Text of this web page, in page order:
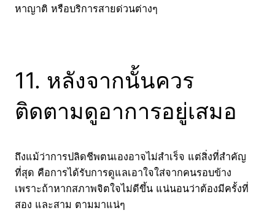
หาญาติ หรือบริการสายด่วนต่างๆ
11. หลังจากนั้นควร
ติดตามดูอาการอยู่เสมอ
ถึงแม้ว่าการปลิดชีพตนเองอาจไม่สำเร็จ แต่สิ่งที่สำคัญ
ที่สุด คือการได้รับการดูแลเอาใจใส่จากคนรอบข้าง
เพราะถ้าหากสภาพจิตใจไม่ดีขึ้น แน่นอนว่าต้องมีครั้งที่
สอง และสาม ตามมาแน่ๆ